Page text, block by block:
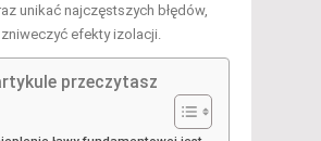
unikać najczęstszych błędów,
efekty izolacji.
przeczytasz